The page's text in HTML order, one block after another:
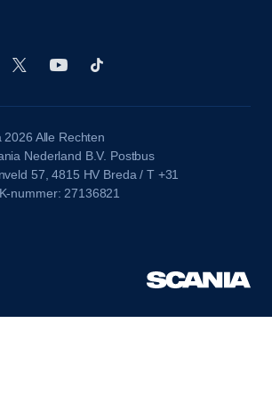
Alle Rechten
Nederland B.V. Postbus
57, 4815 HV Breda / T +31
nummer: 27136821